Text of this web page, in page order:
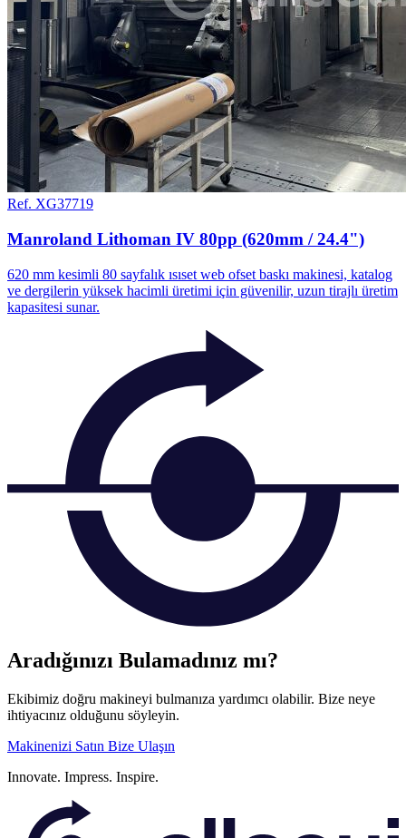
Ref. XG37719
Manroland Lithoman IV 80pp (620mm / 24.4")
620 mm kesimli 80 sayfalık ısıset web ofset baskı makinesi, katalog
ve dergilerin yüksek hacimli üretimi için güvenilir, uzun tirajlı üretim
kapasitesi sunar.
Aradığınızı Bulamadınız mı?
Ekibimiz doğru makineyi bulmanıza yardımcı olabilir. Bize neye
ihtiyacınız olduğunu söyleyin.
Makinenizi Satın Bize Ulaşın
Innovate. Impress. Inspire.